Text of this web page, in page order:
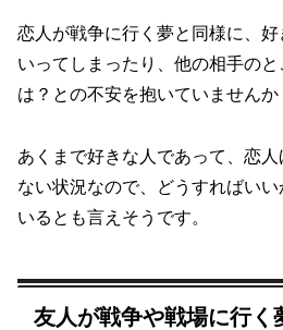
恋人が戦争に行く夢と同様に、
いってしまったり、他の相手の
は？との不安を抱いていませんか
あくまで好きな人であって、恋
ない状況なので、どうすればい
いるとも言えそうです。
友人が戦争や戦場に行く